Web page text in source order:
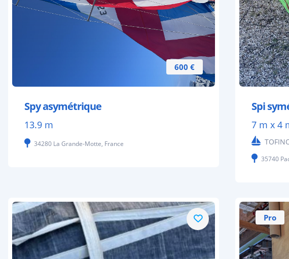
600 €
Spy asymétrique
13.9 m
34280 La Grande-Motte, France
Spi
7 m x 4
35740
Pro